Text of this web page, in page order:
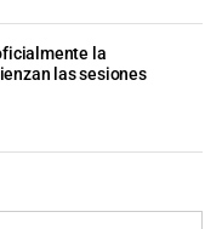
la
las sesiones